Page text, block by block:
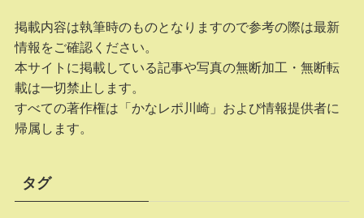
掲載内容は執筆時のものとなりますので参考の際は最新
情報をご確認ください。
本サイトに掲載している記事や写真の無断加工・無断転
載は一切禁止します。
すべての著作権は「かなレポ川崎」および情報提供者に
帰属します。
タグ